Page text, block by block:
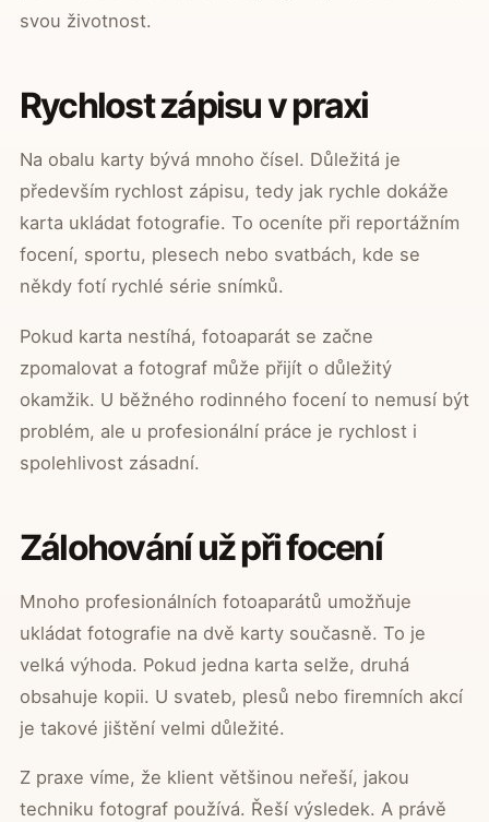
svou životnost.
Rychlost zápisu v praxi
Na obalu karty bývá mnoho čísel. Důležitá je
především rychlost zápisu, tedy jak rychle dokáže
karta ukládat fotografie. To oceníte při reportážním
focení, sportu, plesech nebo svatbách, kde se
někdy fotí rychlé série snímků.
Pokud karta nestíhá, fotoaparát se začne
zpomalovat a fotograf může přijít o důležitý
okamžik. U běžného rodinného focení to nemusí být
problém, ale u profesionální práce je rychlost i
spolehlivost zásadní.
Zálohování už při focení
Mnoho profesionálních fotoaparátů umožňuje
ukládat fotografie na dvě karty současně. To je
velká výhoda. Pokud jedna karta selže, druhá
obsahuje kopii. U svateb, plesů nebo firemních akcí
je takové jištění velmi důležité.
Z praxe víme, že klient většinou neřeší, jakou
techniku fotograf používá. Řeší výsledek. A právě